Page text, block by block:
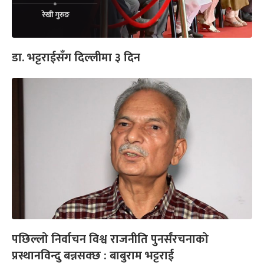
डा. भट्टराईसँग दिल्लीमा ३ दिन
पछिल्लो निर्वाचन विश्व राजनीति पुनर्संरचनाको
प्रस्थानविन्दु बन्नसक्छ : बाबुराम भट्टराई